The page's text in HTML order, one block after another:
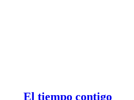
El tiempo contigo